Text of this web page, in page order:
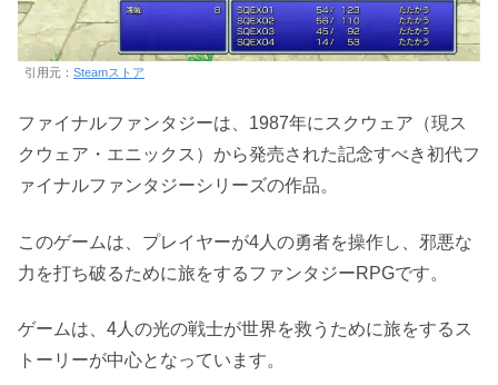
引用元： Steamストア
ファイナルファンタジーは、1987年にスクウェア（現ス
クウェア・エニックス）から発売された記念すべき初代フ
ァイナルファンタジーシリーズの作品。
このゲームは、プレイヤーが4人の勇者を操作し、邪悪な
力を打ち破るために旅をするファンタジーRPGです。
ゲームは、4人の光の戦士が世界を救うために旅をするス
トーリーが中心となっています。